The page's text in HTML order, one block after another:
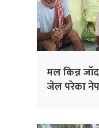
मल किन्न
जेल परेका